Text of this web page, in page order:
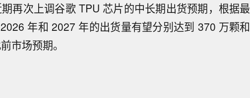
再次上调谷歌 TPU 芯片的中长期出货预期，根据最
年和 2027 年的出货量有望分别达到 370 万颗和
市场预期。